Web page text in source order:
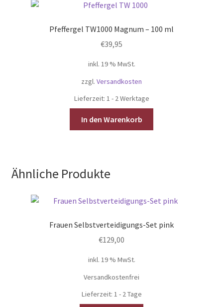
Pfeffergel TW1000 Magnum – 100 ml
€39,95
inkl. 19 % MwSt.
zzgl. Versandkosten
Lieferzeit: 1 - 2 Werktage
In den Warenkorb
Ähnliche Produkte
Frauen Selbstverteidigungs-Set pink
€129,00
inkl. 19 % MwSt.
Versandkostenfrei
Lieferzeit: 1 - 2 Tage